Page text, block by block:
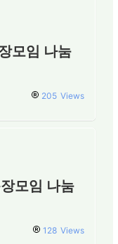
모임 나눔
205 Views
모임 나눔
128 Views